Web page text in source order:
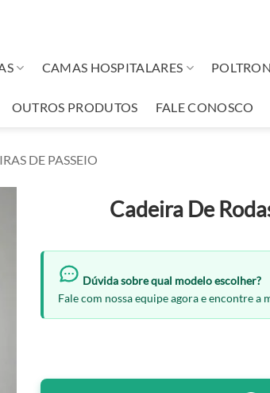
CAMAS HOSPITALARES
OUTROS PRODUTOS FALE CONOSCO
DE PASSEIO
Cadeira De
Dúvida sobre qual modelo escolher?
Fale com nossa equipe agora e encontre